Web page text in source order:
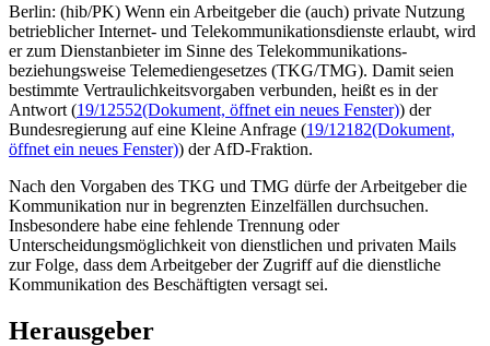
Berlin: (hib/PK) Wenn ein Arbeitgeber die (auch) private Nutzung
betrieblicher Internet- und Telekommunikationsdienste erlaubt, wird
er zum Dienstanbieter im Sinne des Telekommunikations-
beziehungsweise Telemediengesetzes (TKG/TMG). Damit seien
bestimmte Vertraulichkeitsvorgaben verbunden, heißt es in der
Antwort (19/12552(Dokument, öffnet ein neues Fenster)) der
Bundesregierung auf eine Kleine Anfrage (19/12182(Dokument,
öffnet ein neues Fenster)) der AfD-Fraktion.
Nach den Vorgaben des TKG und TMG dürfe der Arbeitgeber die
Kommunikation nur in begrenzten Einzelfällen durchsuchen.
Insbesondere habe eine fehlende Trennung oder
Unterscheidungsmöglichkeit von dienstlichen und privaten Mails
zur Folge, dass dem Arbeitgeber der Zugriff auf die dienstliche
Kommunikation des Beschäftigten versagt sei.
Herausgeber